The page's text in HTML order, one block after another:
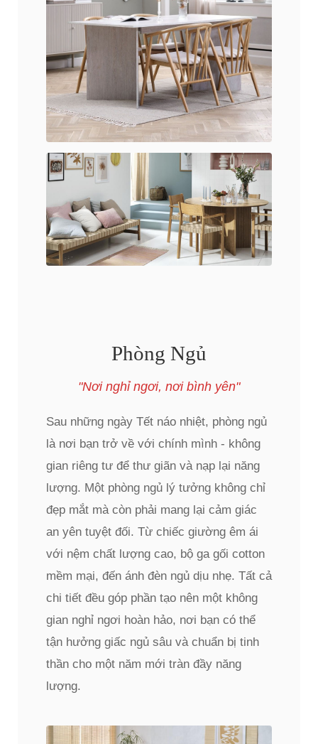
Phòng Ngủ
"Nơi nghỉ ngơi, nơi bình yên"
Sau những ngày Tết náo nhiệt, phòng ngủ
là nơi bạn trở về với chính mình - không
gian riêng tư để thư giãn và nạp lại năng
lượng. Một phòng ngủ lý tưởng không chỉ
đẹp mắt mà còn phải mang lại cảm giác
an yên tuyệt đối. Từ chiếc giường êm ái
với nệm chất lượng cao, bộ ga gối cotton
mềm mại, đến ánh đèn ngủ dịu nhẹ. Tất cả
chi tiết đều góp phần tạo nên một không
gian nghỉ ngơi hoàn hảo, nơi bạn có thể
tận hưởng giấc ngủ sâu và chuẩn bị tinh
thần cho một năm mới tràn đầy năng
lượng.